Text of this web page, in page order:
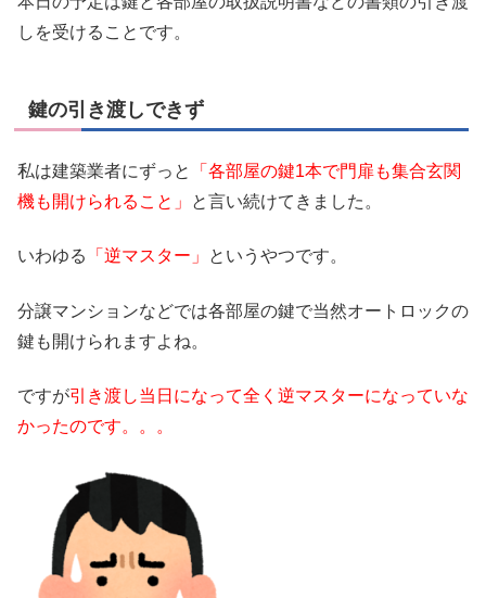
しを受けることです。
鍵の引き渡しできず
私は建築業者にずっと
「各部屋の鍵1本で門扉も集合玄関
機も開けられること」
と言い続けてきました。
いわゆる 「逆マスター」 というやつです。
分譲マンションなどでは各部屋の鍵で当然オートロックの
鍵も開けられますよね。
ですが引き渡し当日になって全く逆マスターになっていな
かったのです。。。